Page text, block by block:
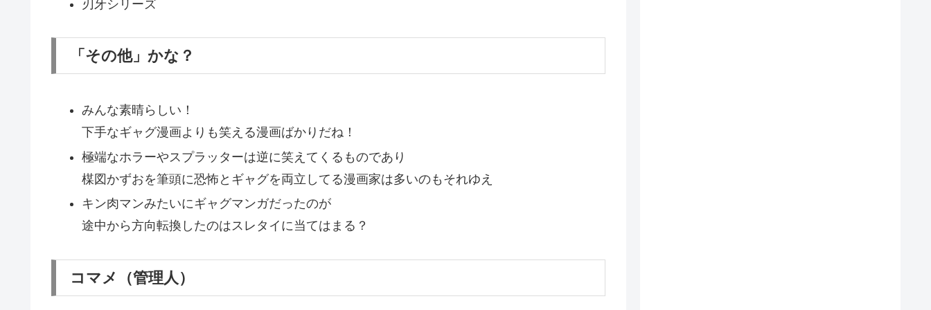
刃牙シリーズ
「その他」かな？
みんな素晴らしい！
下手なギャグ漫画よりも笑える漫画ばかりだね！
極端なホラーやスプラッターは逆に笑えてくるものであり
楳図かずおを筆頭に恐怖とギャグを両立してる漫画家は多いのもそれゆえ
キン肉マンみたいにギャグマンガだったのが
途中から方向転換したのはスレタイに当てはまる？
コマメ（管理人）